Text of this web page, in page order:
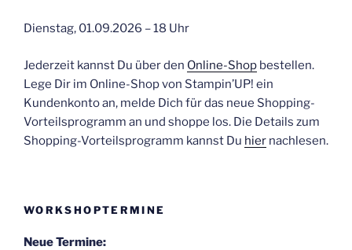
Dienstag, 01.09.2026 – 18 Uhr
Jederzeit kannst Du über den Online-Shop bestellen.
Lege Dir im Online-Shop von Stampin’UP! ein
Kundenkonto an, melde Dich für das neue Shopping-
Vorteilsprogramm an und shoppe los. Die Details zum
Shopping-Vorteilsprogramm kannst Du hier nachlesen.
WORKSHOPTERMINE
Neue Termine: